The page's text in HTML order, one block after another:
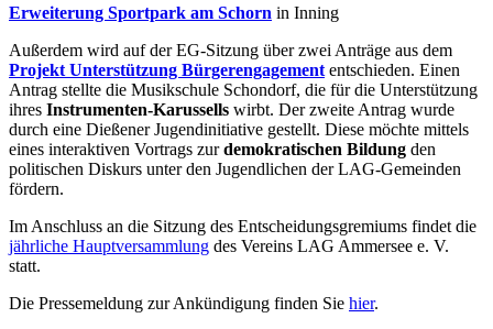
Erweiterung Sportpark am Schorn in Inning
Außerdem wird auf der EG-Sitzung über zwei Anträge aus dem
Projekt Unterstützung Bürgerengagement entschieden. Einen
Antrag stellte die Musikschule Schondorf, die für die Unterstützung
ihres Instrumenten-Karussells wirbt. Der zweite Antrag wurde
durch eine Dießener Jugendinitiative gestellt. Diese möchte mittels
eines interaktiven Vortrags zurdemokratischen Bildung den
politischen Diskurs unter den Jugendlichen der LAG-Gemeinden
fördern.
Im Anschluss an die Sitzung des Entscheidungsgremiums findet die
jährliche Hauptversammlung des Vereins LAG Ammersee e. V.
statt.
Die Pressemeldung zur Ankündigung finden Sie hier.